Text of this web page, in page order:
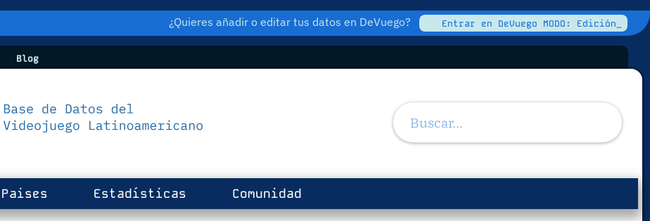
¿Quieres añadir o editar tus datos en DeVuego? Entrar en DeVuego MODO: Edición_
Blog
Paises Estadísticas Comunidad